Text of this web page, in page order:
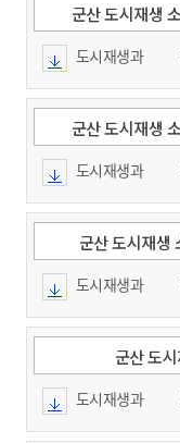
군산 도시재생
도시재생과
군산 도시재생
도시재생과
군산 도시재생
도시재생과
군산 도
도시재생과